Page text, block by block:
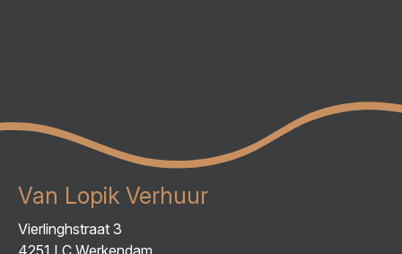
Van Lopik Verhuur
Vierlinghstraat 3